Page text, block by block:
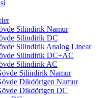
Silindirik Namur
Silindirik DC
Silindirik Analog Linear
Silindirik DC+AC
Silindirik AC
Silindirik Namur
Dikdörtgen Namur
Dikdörtgen DC